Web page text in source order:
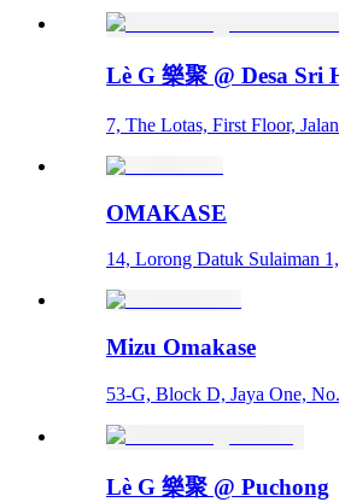
Lè G 樂聚 @ Desa Sri
7, The Lotas, First Floor,
OMAKASE
14, Lorong Datuk Sulaiman
Mizu Omakase
53-G, Block D, Jaya One,
Lè G 樂聚 @ Puchong